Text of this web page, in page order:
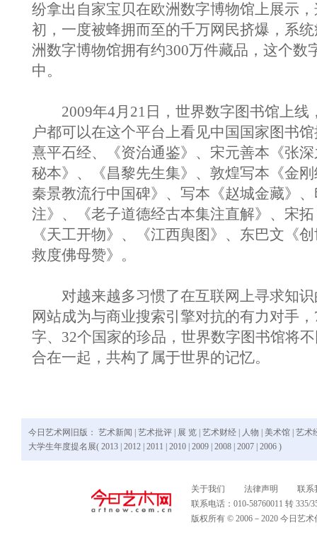
纷拿出自家宝贝在欧洲数字博物馆上展示
初，一度被蜂拥而至的千万网民挤爆，系
洲数字博物馆拥有约300万件藏品，这个数
中。
2009年4月21日，世界数字图书馆上线
户都可以在这个平台上看见中国国家图书
熹平石经、《资治通鉴》、宋元善本《张
秘本》、《昌黎先生集》、敦煌写本《金
秦景教流行中国碑》、写本《赵城金藏》
注》、《老子道德经古本集注直解》、宋
《天工开物》、《江西舆图》、东巴文《
救度佛母赞》。
对越来越多习惯了在互联网上寻求知识
网站成为与商业搜索引擎对抗的有力对手
字、32个国家的珍品，世界数字图书馆将
合在一起，共构了属于世界的记忆。
今日艺术网旧版： 艺术新闻 艺术批评 展 览 艺术财经 人物 美术馆 艺术
大学生年度提名展( 2013 2012 2011 2010 2009 2008 2007 2006 )
关于我们 法律声明
联系
联系电话：010-58760011 转
版权所有 © 2006－2020 今日艺